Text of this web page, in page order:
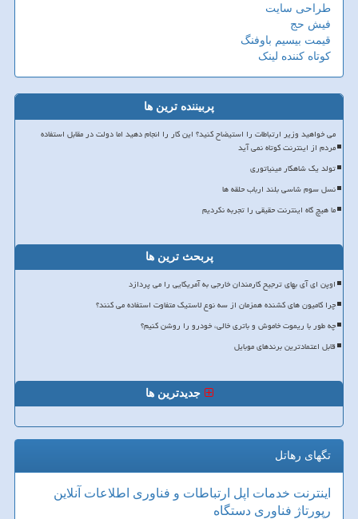
طراحی سایت
فیش حج
قیمت بیسیم باوفنگ
کوتاه کننده لینک
پربیننده ترین ها
می خواهید وزیر ارتباطات را استیضاح کنید؟ این کار را انجام دهید اما دولت در مقابل استفاده
مردم از اینترنت کوتاه نمی آید
تولد یک شاهکار مینیاتوری
نسل سوم شاسی بلند ارباب حلقه ها
ما هیچ گاه اینترنت حقیقی را تجربه نکردیم
پربحث ترین ها
اوپن ای آی بهای ترجیح کارمندان خارجی به آمریکایی را می پردازد
چرا کامیون های کشنده همزمان از سه نوع لاستیک متفاوت استفاده می کنند؟
چه طور با ریموت خاموش و باتری خالی، خودرو را روشن کنیم؟
قابل اعتمادترین برندهای موبایل
جدیدترین ها
تگهای رهاتل
اینترنت خدمات اپل ارتباطات و فناوری اطلاعات آنلاین
رپورتاژ فناوری دستگاه